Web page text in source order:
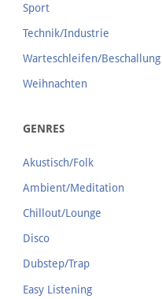
Sport
Technik/Industrie
Warteschleifen/Beschallung
Weihnachten
GENRES
Akustisch/Folk
Ambient/Meditation
Chillout/Lounge
Disco
Dubstep/Trap
Easy Listening